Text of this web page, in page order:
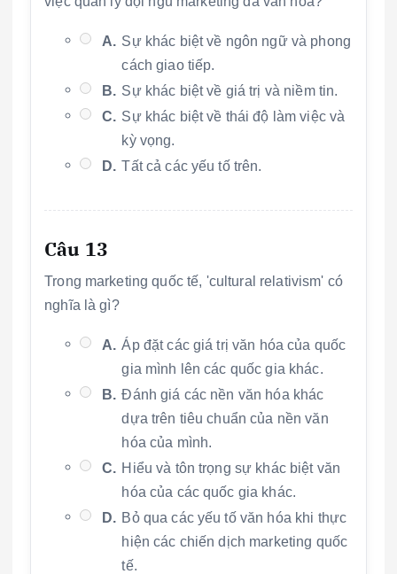
A. Sự khác biệt về ngôn ngữ và phong
cách giao tiếp.
B. Sự khác biệt về giá trị và niềm tin.
C. Sự khác biệt về thái độ làm việc và
kỳ vọng.
D. Tất cả các yếu tố trên.
Câu 13
Trong marketing quốc tế, 'cultural relativism' có
nghĩa là gì?
A. Áp đặt các giá trị văn hóa của quốc
gia mình lên các quốc gia khác.
B. Đánh giá các nền văn hóa khác
dựa trên tiêu chuẩn của nền văn
hóa của mình.
C. Hiểu và tôn trọng sự khác biệt văn
hóa của các quốc gia khác.
D. Bỏ qua các yếu tố văn hóa khi thực
hiện các chiến dịch marketing quốc
tế.